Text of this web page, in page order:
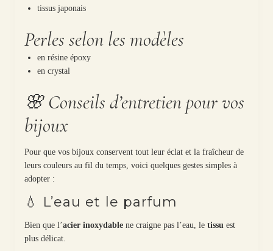
tissus japonais
Perles selon les modèles
en résine époxy
en crystal
🌸 Conseils d’entretien pour vos
bijoux
Pour que vos bijoux conservent tout leur éclat et la fraîcheur de
leurs couleurs au fil du temps, voici quelques gestes simples à
adopter :
💧 L’eau et le parfum
Bien que l’acier inoxydablene craigne pas l’eau, le tissu est
plus délicat.